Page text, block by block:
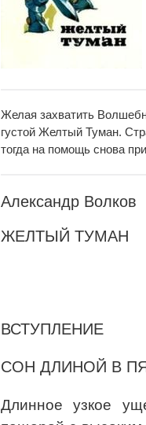
Желая захватить
густой Желтый Туман.
тогда на помощь снова
Александр Волков
ЖЕЛТЫЙ ТУМАН
ВСТУПЛЕНИЕ
СОН ДЛИНОЙ В
Длинное узкое